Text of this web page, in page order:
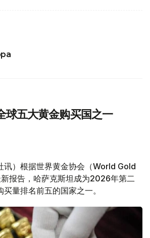
球五大黄金购买国之一
讯）根据世界黄金协会（World Gold
报告，哈萨克斯坦成为2026年第二
量排名前五的国家之一。